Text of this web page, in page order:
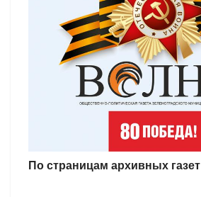
По страницам архивных газет